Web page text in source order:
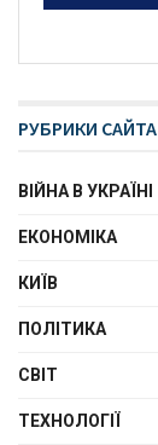
РУБРИКИ САЙТА
ВІЙНА В УКРАЇНІ
ЕКОНОМІКА
КИЇВ
ПОЛІТИКА
СВІТ
ТЕХНОЛОГІЇ